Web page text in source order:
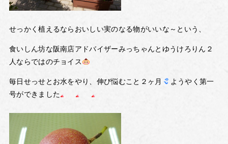
せっかく植えるならおいしい実のなる物がいいな～という、
食いしん坊な阪南店アドバイザーみっちゃんとゆうけろりん２
人ならではのチョイス
毎日せっせとお水をやり、伸び悩むこと２ヶ月
ようやく第一
号ができました